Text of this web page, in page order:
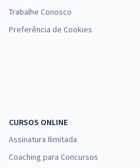
Trabalhe Conosco
Preferência de Cookies
CURSOS ONLINE
Assinatura Ilimitada
Coaching para Concursos